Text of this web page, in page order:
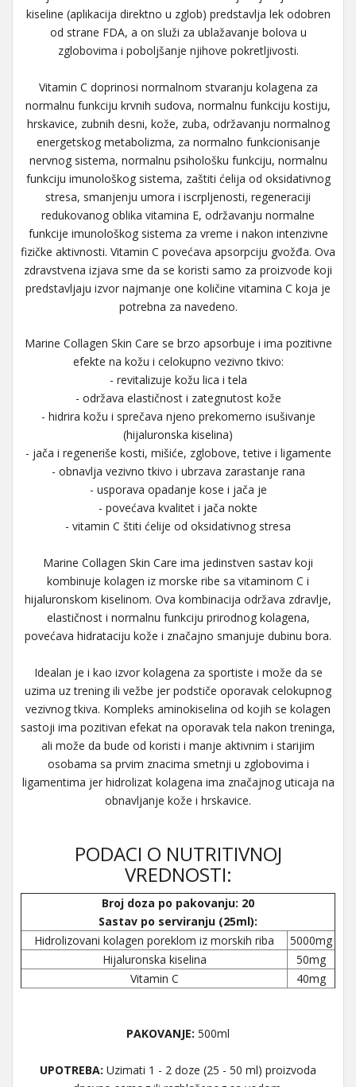
kiseline (aplikacija direktno u zglob) predstavlja lek odobren
od strane FDA, a on služi za ublažavanje bolova u
zglobovima i poboljšanje njihove pokretljivosti.
Vitamin C doprinosi normalnom stvaranju kolagena za
normalnu funkciju krvnih sudova, normalnu funkciju kostiju,
hrskavice, zubnih desni, kože, zuba, održavanju normalnog
energetskog metabolizma, za normalno funkcionisanje
nervnog sistema, normalnu psihološku funkciju, normalnu
funkciju imunološkog sistema, zaštiti ćelija od oksidativnog
stresa, smanjenju umora i iscrpljenosti, regeneraciji
redukovanog oblika vitamina E, održavanju normalne
funkcije imunološkog sistema za vreme i nakon intenzivne
fizičke aktivnosti. Vitamin C povećava apsorpciju gvožđa. Ova
zdravstvena izjava sme da se koristi samo za proizvode koji
predstavljaju izvor najmanje one količine vitamina C koja je
potrebna za navedeno.
Marine Collagen Skin Care se brzo apsorbuje i ima pozitivne
efekte na kožu i celokupno vezivno tkivo:
- revitalizuje kožu lica i tela
- održava elastičnost i zategnutost kože
- hidrira kožu i sprečava njeno prekomerno isušivanje
(hijaluronska kiselina)
- jača i regeneriše kosti, mišiće, zglobove, tetive i ligamente
- obnavlja vezivno tkivo i ubrzava zarastanje rana
- usporava opadanje kose i jača je
- povećava kvalitet i jača nokte
- vitamin C štiti ćelije od oksidativnog stresa
Marine Collagen Skin Care ima jedinstven sastav koji
kombinuje kolagen iz morske ribe sa vitaminom C i
hijaluronskom kiselinom. Ova kombinacija održava zdravlje,
elastičnost i normalnu funkciju prirodnog kolagena,
povećava hidrataciju kože i značajno smanjuje dubinu bora.
Idealan je i kao izvor kolagena za sportiste i može da se
uzima uz trening ili vežbe jer podstiče oporavak celokupnog
vezivnog tkiva. Kompleks aminokiselina od kojih se kolagen
sastoji ima pozitivan efekat na oporavak tela nakon treninga,
ali može da bude od koristi i manje aktivnim i starijim
osobama sa prvim znacima smetnji u zglobovima i
ligamentima jer hidrolizat kolagena ima značajnog uticaja na
obnavljanje kože i hrskavice.
PODACI O NUTRITIVNOJ
VREDNOSTI:
Broj doza po pakovanju: 20
Sastav po serviranju (25ml):
Hidrolizovani kolagen poreklom iz morskih riba
5000mg
Hijaluronska kiselina
50mg
Vitamin C
40mg
PAKOVANJE: 500ml
UPOTREBA: Uzimati 1 - 2 doze (25 - 50 ml) proizvoda